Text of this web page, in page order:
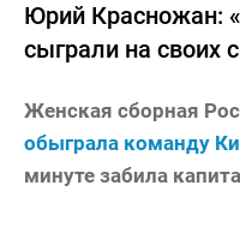
Юрий Красножан:
сыграли на своих
Женская сборная
обыграла команду
минуте забила